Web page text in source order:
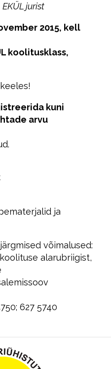
jurist
2015, kell
koolitusklass,
kuni
arvu
ja
võimalused:
koolituse alarubriigist,
627 5740